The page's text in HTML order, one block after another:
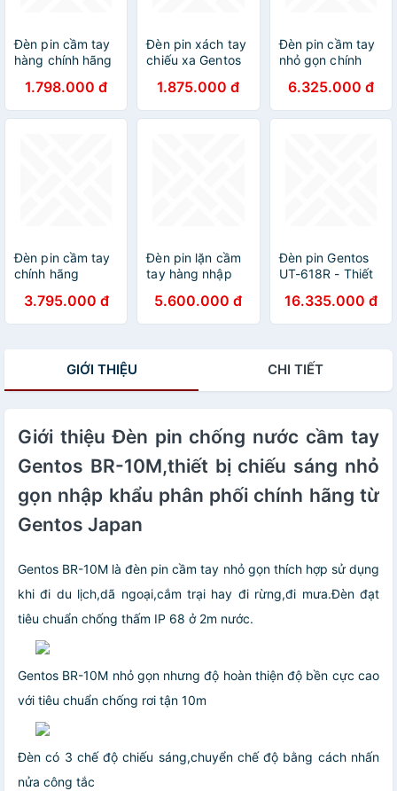
Đèn pin cầm tay
hàng chính hãng
đèn sử dụng pin
AA thông dụng
cho độ sáng cao
1.798.000 đ
Đèn pin xách tay
chiếu xa Gentos
chiếu xa đến
487m và có thể
điều chỉnh góc
1.875.000 đ
Đèn pin cầm tay
nhỏ gọn chính
1900R,đèn sáng
công suất
1000lm nhập
6.325.000 đ
Đèn pin cầm tay
chính hãng
014RG,đèn thiết
kế tiêu chuẩn
3.795.000 đ
Đèn pin lặn cầm
tay hàng nhập
Gentos GF-
116RG nhỏ gọn
thể sử dụng Pin
sạc lithium-ion
chuyên dụng
3.7V hoặc Pin
kiềm AAA
5.600.000 đ
Đèn pin Gentos
UT-618R - Thiết
chính hãng đến
từ Japan (Nhật
16.335.000 đ
GIỚI THIỆU CHI TIẾT
Giới thiệu Đèn pin chống nước cầm tay
Gentos BR-10M,thiết bị chiếu sáng nhỏ
gọn nhập khẩu phân phối chính hãng từ
Gentos Japan
Gentos BR-10M là đèn pin cầm tay nhỏ gọn thích hợp sử dụng
khi đi du lịch,dã ngoại,cắm trại hay đi rừng,đi mưa.Đèn đạt
tiêu chuẩn chống thấm IP 68 ở 2m nước.
Gentos BR-10M nhỏ gọn nhưng độ hoàn thiện độ bền cực cao
với tiêu chuẩn chống rơi tận 10m
Đèn có 3 chế độ chiếu sáng,chuyển chế độ bằng cách nhấn
nửa công tắc